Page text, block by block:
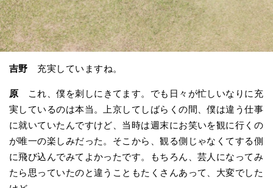
吉野 充実していますね。
原 これ、僕を刺しにきてます。でも日々が忙しいなりに充
実しているのは本当。上京してしばらくの間、僕は違う仕事
に就いていたんですけど、当時は週末にお笑いを観に行くの
が唯一の楽しみだった。そこから、観る側じゃなくてする側
に飛び込んでみてよかったです。もちろん、芸人になってみ
たら思っていたのと違うこともたくさんあって、大変でした